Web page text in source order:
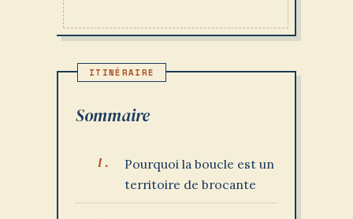
Sommaire
Pourquoi la boucle est un
territoire de brocante